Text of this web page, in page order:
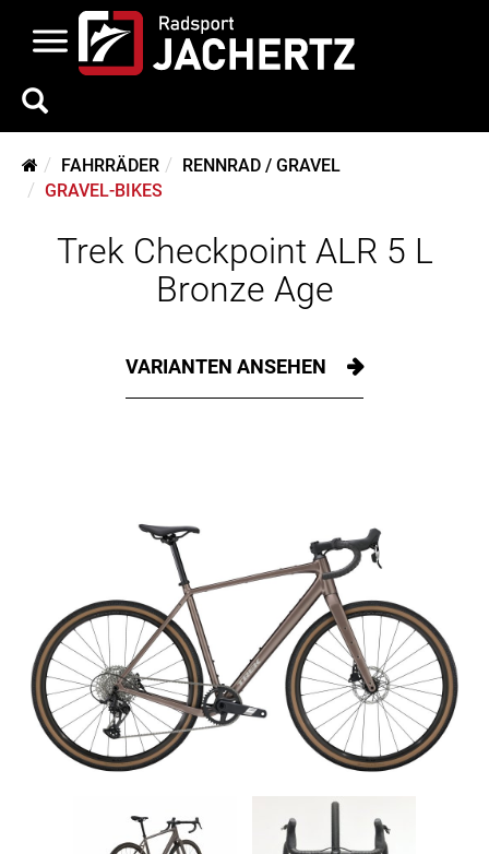
FAHRRÄDER
RENNRAD / GRAVEL
GRAVEL-BIKES
Trek Checkpoint ALR 5 L
Bronze Age
VARIANTEN ANSEHEN